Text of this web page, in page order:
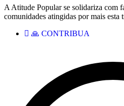
A Atitude Popular se solidariza com
comunidades atingidas por mais esta
🙏 CONTRIBUA